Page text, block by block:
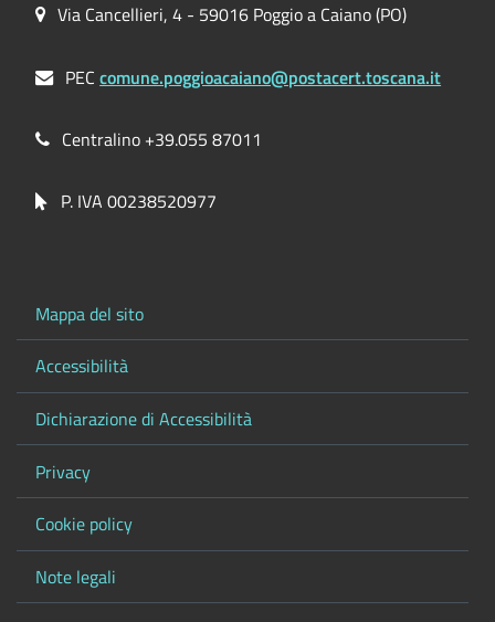
Via Cancellieri, 4 - 59016 Poggio a Caiano (PO)
PECcomune.poggioacaiano@postacert.toscana.it
Centralino +39.055 87011
P. IVA 00238520977
Mappa del sito
Accessibilità
Dichiarazione di Accessibilità
Privacy
Cookie policy
Note legali